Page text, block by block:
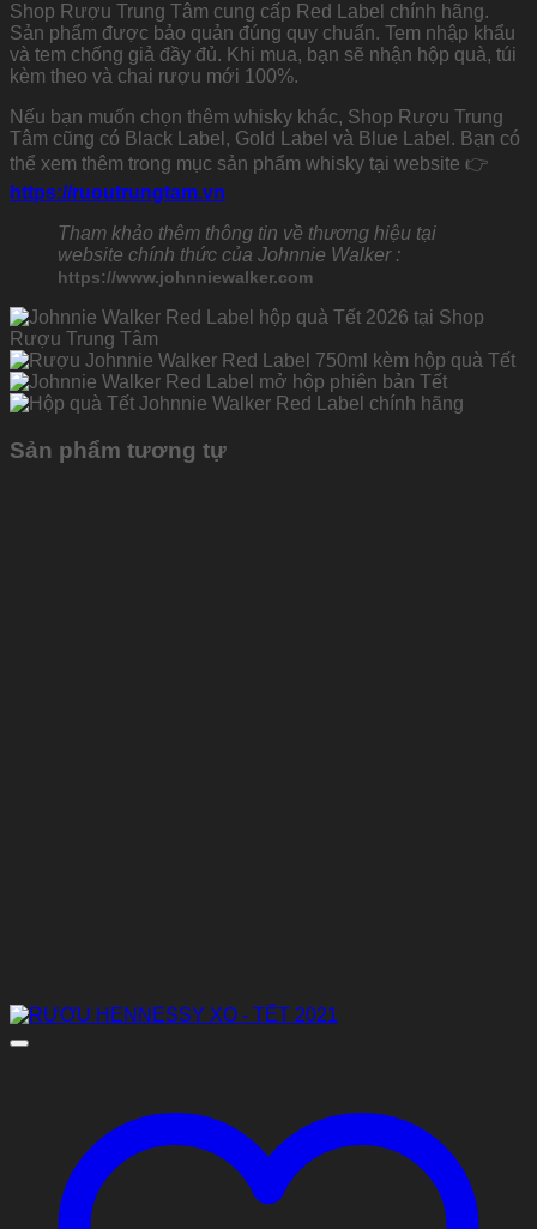
Shop Rượu Trung Tâm cung cấp Red Label chính hãng.
Sản phẩm được bảo quản đúng quy chuẩn. Tem nhập khẩu
và tem chống giả đầy đủ. Khi mua, bạn sẽ nhận hộp quà, túi
kèm theo và chai rượu mới 100%.
Nếu bạn muốn chọn thêm whisky khác, Shop Rượu Trung
Tâm cũng có Black Label, Gold Label và Blue Label. Bạn có
thể xem thêm trong mục sản phẩm whisky tại website 👉
https://ruoutrungtam.vn
Tham khảo thêm thông tin về thương hiệu tại
website chính thức của Johnnie Walker :
https://www.johnniewalker.com
Sản phẩm tương tự